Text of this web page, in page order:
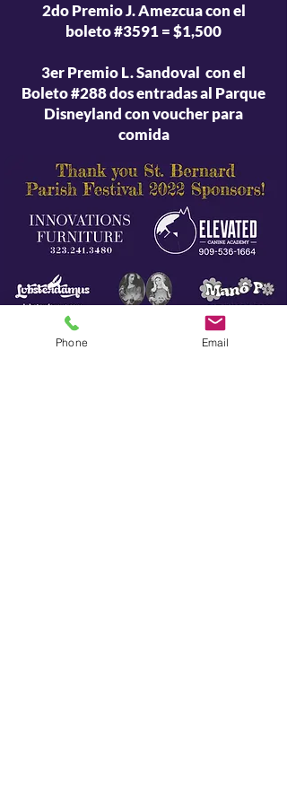
2do Premio J. Amezcua con el
boleto #3591 = $1,500
3er Premio L. Sandoval con el
Boleto #288 dos entradas al Parque
Disneyland con voucher para
comida
Phone Email